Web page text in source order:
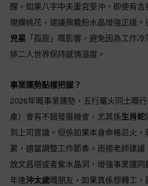
醒，如果八字中夫妻宮受沖，即使有吉
現爛桃花，建議佩戴粉水晶增強正緣
兇星 「孤辰」嘅影響，避免因為工作
排二人世界保持感情溫度。
事業運勢點樣把握？
2026年嘅事業運勢，五行屬火同土嘅
產）會有不錯發展機會，尤其係生肖蛇
到上司賞識。但係如果本身命格忌火，
累，適當調整工作節奏。雨揚老師建
放文昌塔或者紫水晶洞，增強事業運
年逢沖太歲嘅朋友，如果真係想轉工，